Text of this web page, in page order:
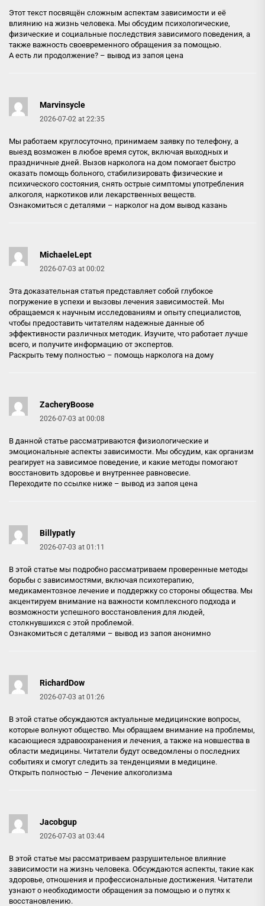
Этот текст посвящён сложным аспектам зависимости и её
влиянию на жизнь человека. Мы обсудим психологические,
физические и социальные последствия зависимого поведения, а
также важность своевременного обращения за помощью.
А есть ли продолжение? – вывод из запоя цена
Marvinsycle
2026-07-02 at 22:35
Мы работаем круглосуточно, принимаем заявку по телефону, а
выезд возможен в любое время суток, включая выходных и
праздничные дней. Вызов нарколога на дом помогает быстро
оказать помощь больного, стабилизировать физические и
психического состояния, снять острые симптомы употребления
алкоголя, наркотиков или лекарственных веществ.
Ознакомиться с деталями – нарколог на дом вывод казань
MichaeleLept
2026-07-03 at 00:02
Эта доказательная статья представляет собой глубокое
погружение в успехи и вызовы лечения зависимостей. Мы
обращаемся к научным исследованиям и опыту специалистов,
чтобы предоставить читателям надежные данные об
эффективности различных методик. Изучите, что работает лучше
всего, и получите информацию от экспертов.
Раскрыть тему полностью – помощь нарколога на дому
ZacheryBoose
2026-07-03 at 00:08
В данной статье рассматриваются физиологические и
эмоциональные аспекты зависимости. Мы обсудим, как организм
реагирует на зависимое поведение, и какие методы помогают
восстановить здоровье и внутреннее равновесие.
Переходите по ссылке ниже – вывод из запоя цена
Billypatly
2026-07-03 at 01:11
В этой статье мы подробно рассматриваем проверенные методы
борьбы с зависимостями, включая психотерапию,
медикаментозное лечение и поддержку со стороны общества. Мы
акцентируем внимание на важности комплексного подхода и
возможности успешного восстановления для людей,
столкнувшихся с этой проблемой.
Ознакомиться с деталями – вывод из запоя анонимно
RichardDow
2026-07-03 at 01:26
В этой статье обсуждаются актуальные медицинские вопросы,
которые волнуют общество. Мы обращаем внимание на проблемы,
касающиеся здравоохранения и лечения, а также на новшества в
области медицины. Читатели будут осведомлены о последних
событиях и смогут следить за тенденциями в медицине.
Открыть полностью – Лечение алкоголизма
Jacobgup
2026-07-03 at 03:44
В этой статье мы рассматриваем разрушительное влияние
зависимости на жизнь человека. Обсуждаются аспекты, такие как
здоровье, отношения и профессиональные достижения. Читатели
узнают о необходимости обращения за помощью и о путях к
восстановлению.